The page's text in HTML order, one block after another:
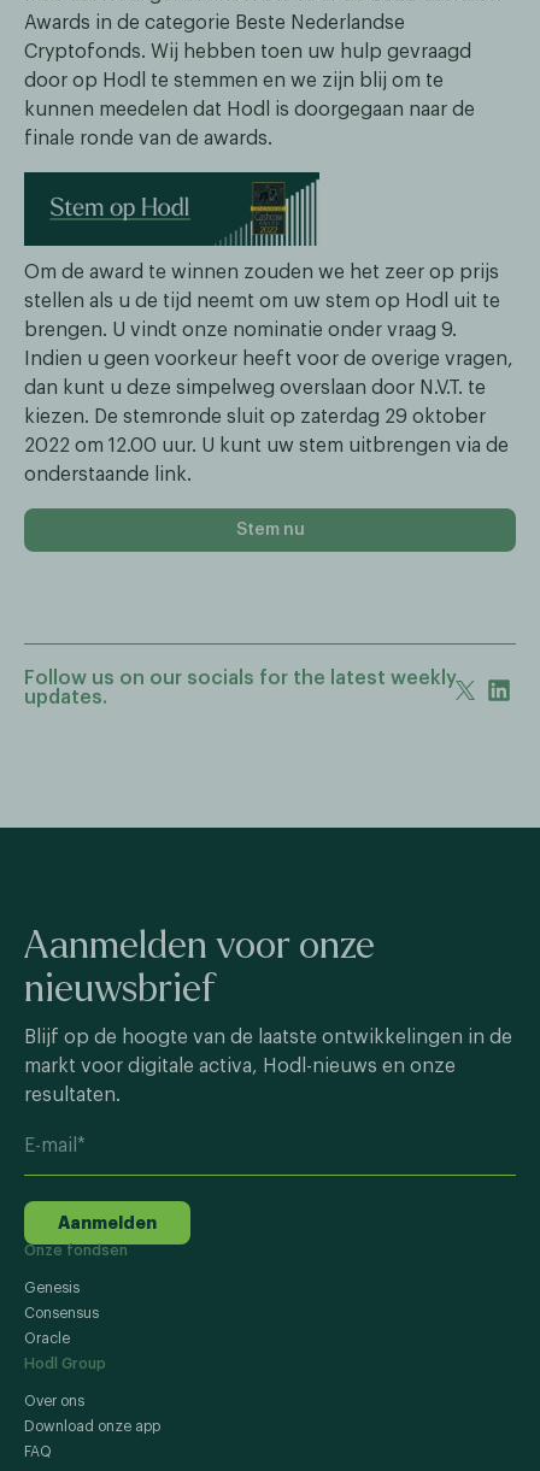
Awards in de categorie Beste Nederlandse
Cryptofonds. Wij hebben toen uw hulp gevraagd
door op Hodl te stemmen en we zijn blij om te
kunnen meedelen dat Hodl is doorgegaan naar de
finale ronde van de awards.
Om de award te winnen zouden we het zeer op prijs
stellen als u de tijd neemt om uw stem op Hodl uit te
brengen. U vindt onze nominatie onder vraag 9.
Indien u geen voorkeur heeft voor de overige vragen,
dan kunt u deze simpelweg overslaan door N.V.T. te
kiezen. De stemronde sluit op zaterdag 29 oktober
2022 om 12.00 uur. U kunt uw stem uitbrengen via de
onderstaande link.
Stem nu
Follow us on our socials for the latest weekly
updates.
Aanmelden voor onze
nieuwsbrief
Blijf op de hoogte van de laatste ontwikkelingen in de
markt voor digitale activa, Hodl-nieuws en onze
resultaten.
Aanmelden
Onze fondsen
Genesis
Consensus
Oracle
Hodl Group
Over ons
Download onze app
FAQ